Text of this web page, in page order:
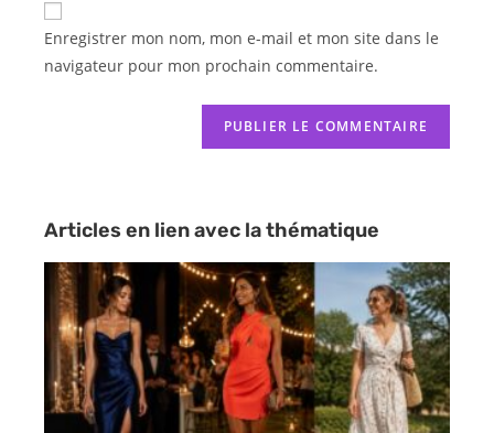
Enregistrer mon nom, mon e-mail et mon site dans le
navigateur pour mon prochain commentaire.
Articles en lien avec la thématique